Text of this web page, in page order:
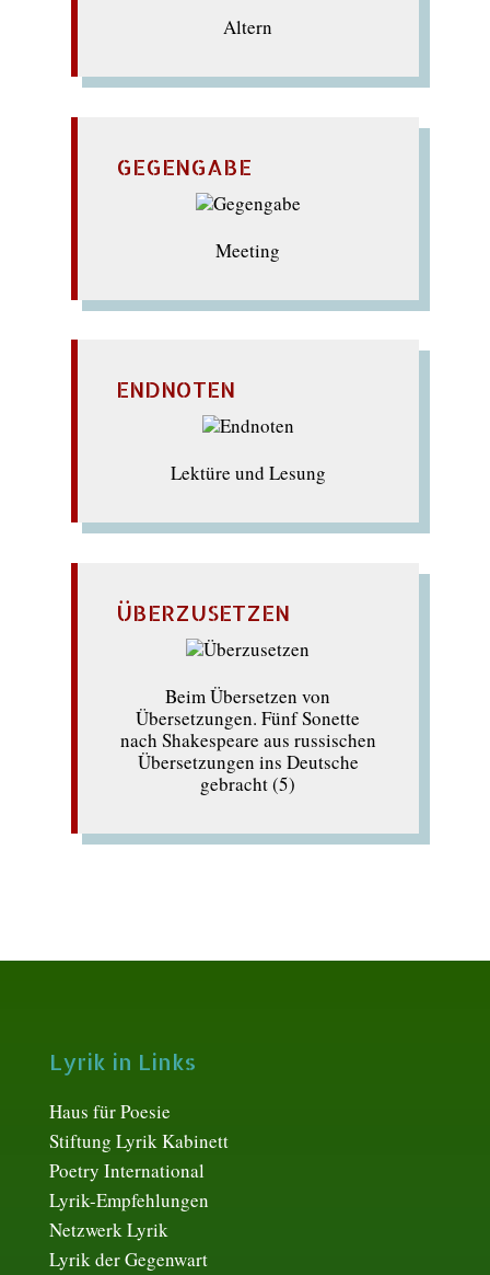
Altern
GEGENGABE
Meeting
ENDNOTEN
Lektüre und Lesung
ÜBERZUSETZEN
Beim Übersetzen von
Übersetzungen. Fünf Sonette
nach Shakespeare aus russischen
Übersetzungen ins Deutsche
gebracht (5)
Lyrik in Links
Haus für Poesie
Stiftung Lyrik Kabinett
Poetry International
Lyrik-Empfehlungen
Netzwerk Lyrik
Lyrik der Gegenwart